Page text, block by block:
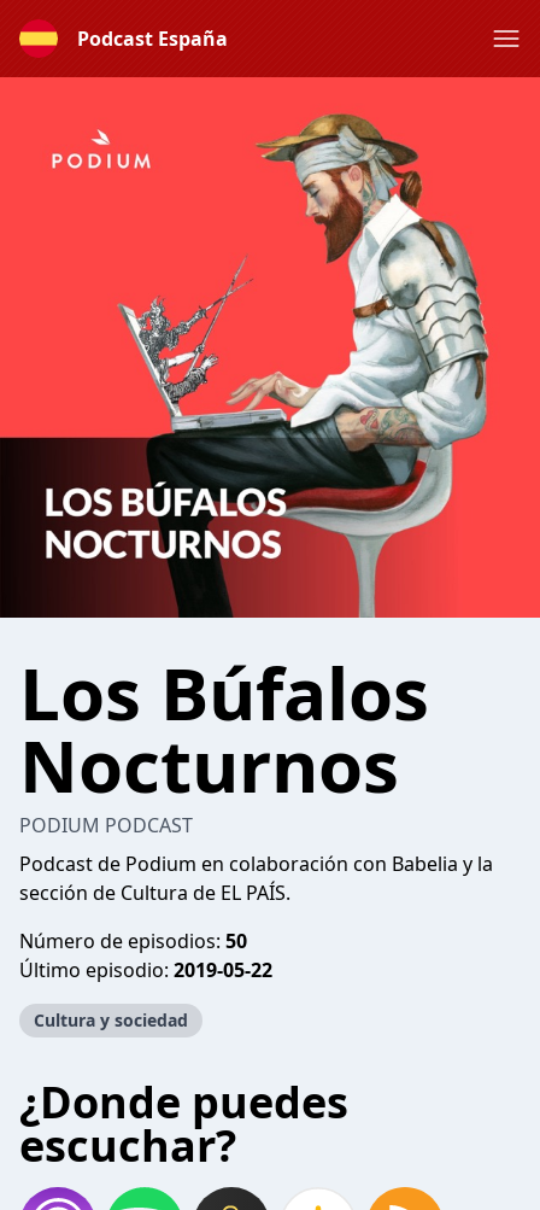
Podcast España
Los Búfalos
Nocturnos
PODIUM PODCAST
Podcast de Podium en colaboración con Babelia y la
sección de Cultura de EL PAÍS.
Número de episodios: 50
Último episodio: 2019-05-22
Cultura y sociedad
¿Donde puedes
escuchar?